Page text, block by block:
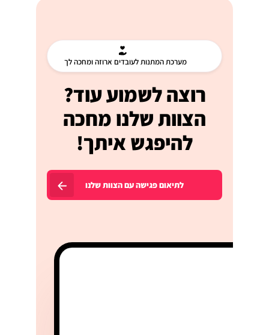
מערכת המתנות לעובדים ארוזה ומחכה לך
רוצה לשמוע עוד?
הצוות שלנו מחכה
להיפגש איתך!
לתיאום פגישה עם הצוות שלנו